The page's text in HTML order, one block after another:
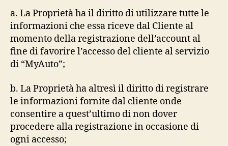
a. La Proprietà ha il diritto di utilizzare tutte le
informazioni che essa riceve dal Cliente al
momento della registrazione dell’account al
fine di favorire l’accesso del cliente al servizio
di “MyAuto”;
b. La Proprietà ha altresì il diritto di registrare
le informazioni fornite dal cliente onde
consentire a quest’ultimo di non dover
procedere alla registrazione in occasione di
ogni accesso;